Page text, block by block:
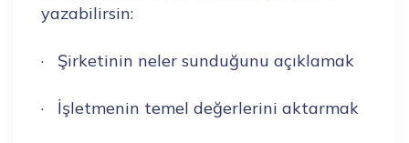
yazabilirsin:
· Şirketinin neler sunduğunu açıklamak
· İşletmenin temel değerlerini aktarmak